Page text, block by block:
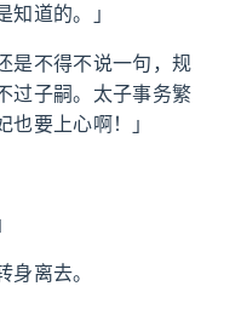
知道的。」
是不得不说一句，规
过子嗣。太子事务繁
要上心啊！」
离去。